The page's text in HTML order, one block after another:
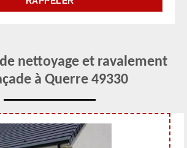
nettoyage et ravalement
à Querre 49330